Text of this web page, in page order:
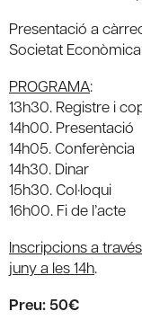
Presentació a
Societat
PROGRAMA:
13h30. Registre i
14h00. Presentació
14h05. Conferència
14h30. Dinar
15h30. Col·loqui
16h00. Fi de l’acte
Inscripcions a
juny a les 14h.
Preu: 50€